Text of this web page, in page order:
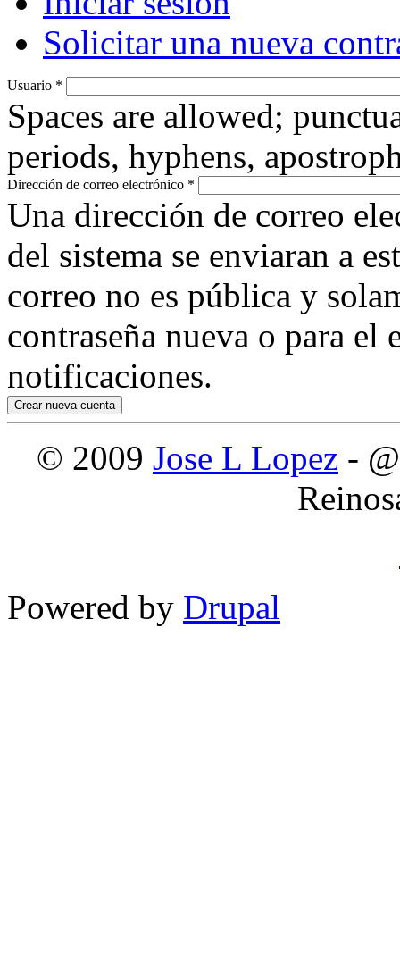
Solicitar una nueva
Usuario *
Spaces are allowed;
periods, hyphens,
Dirección de correo electrónico *
Una dirección de correo
del sistema se enviaran a
correo no es pública y
contraseña nueva o para
notificaciones.
© 2009 Jose L Lopez -
Powered by Drupal